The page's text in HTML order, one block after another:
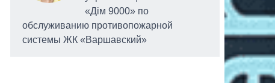
«Дім 9000» по
обслуживанию противопожарной
системы ЖК «Варшавский»